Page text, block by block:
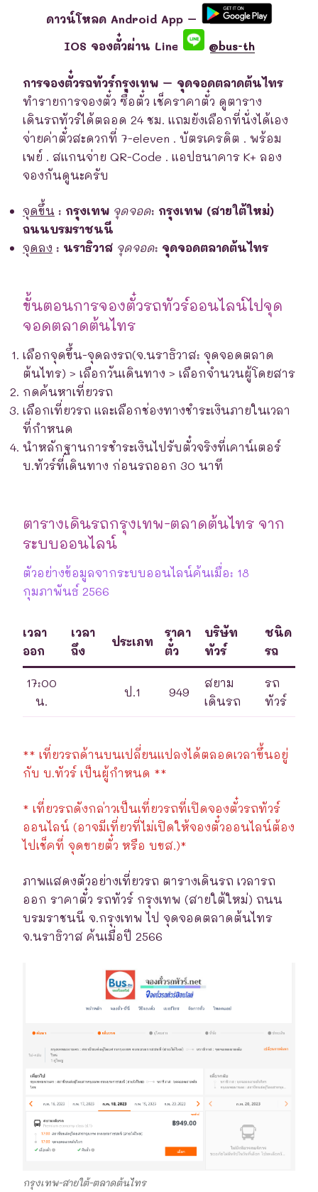
ดาวน์โหลด Android App –
IOS จองตั๋วผ่าน Line
@bus-th
การจองตั๋วรถทัวร์กรุงเทพ – จุดจอดตลาดต้นไทร
ทำรายการจองตั๋ว ซื้อตั๋ว เช็คราคาตั๋ว ดูตาราง
เดินรถทัวร์ได้ตลอด 24 ชม. แถมยังเลือกที่นั่งได้เอง
จ่ายค่าตั๋วสะดวกที่ 7-eleven . บัตรเครดิต . พร้อม
เพย์ . สแกนจ่าย QR-Code . แอปธนาคาร K+ ลอง
จองกันดูนะครับ
จุดขึ้น : กรุงเทพ จุดจอด: กรุงเทพ (สายใต้ใหม่)
ถนนบรมราชนนี
จุดลง : นราธิวาส จุดจอด: จุดจอดตลาดต้นไทร
ขั้นตอนการจองตั๋วรถทัวร์ออนไลน์ไปจุด
จอดตลาดต้นไทร
เลือกจุดขึ้น-จุดลงรถ(จ.นราธิวาส: จุดจอดตลาด
ต้นไทร) > เลือกวันเดินทาง > เลือกจำนวนผู้โดยสาร
กดค้นหาเที่ยวรถ
เลือกเที่ยวรถ และเลือกช่องทางชำระเงินภายในเวลา
ที่กำหนด
นำหลักฐานการชำระเงินไปรับตั๋วจริงที่เคาน์เตอร์
บ.ทัวร์ที่เดินทาง ก่อนรถออก 30 นาที
ตารางเดินรถกรุงเทพ-ตลาดต้นไทร จาก
ระบบออนไลน์
ตัวอย่างข้อมูลจากระบบออนไลน์ค้นเมื่อ: 18
กุมภาพันธ์ 2566
เวลา
ออก
เวลา
ถึง
ประเภท
ราคา
ตั๋ว
บริษัท
ทัวร์
ชนิด
รถ
17:00
น.
ป.1 949
สยาม
เดินรถ
รถ
ทัวร์
** เที่ยวรถด้านบนเปลี่ยนแปลงได้ตลอดเวลาขึ้นอยู่
กับ บ.ทัวร์ เป็นผู้กำหนด **
* เที่ยวรถดังกล่าวเป็นเที่ยวรถที่เปิดจองตั๋วรถทัวร์
ออนไลน์ (อาจมีเที่ยวที่ไม่เปิดให้จองตั๋วออนไลน์ต้อง
ไปเช็คที่ จุดขายตั๋ว หรือ บขส.)*
ภาพแสดงตัวอย่างเที่ยวรถ ตารางเดินรถ เวลารถ
ออก ราคาตั๋ว รถทัวร์ กรุงเทพ (สายใต้ใหม่) ถนน
บรมราชนนี จ.กรุงเทพ ไป จุดจอดตลาดต้นไทร
จ.นราธิวาส ค้นเมื่อปี 2566
กรุงเทพ-สายใต้-ตลาดต้นไทร